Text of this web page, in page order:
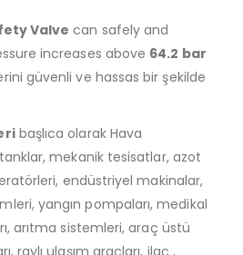
Valve can safely and
increases above 64.2 bar
güvenli ve hassas bir şekilde
başlıca olarak Hava
mekanik tesisatlar, azot
endüstriyel makinalar,
yangın pompaları, medikal
arıtma sistemleri, araç üstü
raylı ulaşım araçları, ilaç ,